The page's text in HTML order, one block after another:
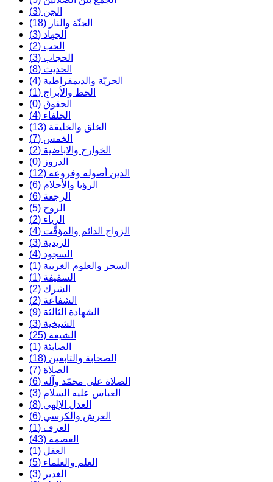
الجن (3)
الجنّة والنار (18)
الجهاد (3)
الحب (2)
الحجاب (3)
الحديث (8)
الحريّة والديمقراطية (4)
الحظ والأبراج (1)
الحقوق (0)
الخلفاء (4)
الخلق والخليقة (13)
الخمس (7)
الخوارج والاباضية (2)
الدروز (0)
الدين أصوله وفروعه (12)
الرؤيا والأحلام (6)
الرجعة (6)
الروح (5)
الرياء (2)
الزواج الدائم والمؤقّت (4)
الزيدية (3)
السجود (4)
السحر والعلوم الغريبة (1)
السقيفة (1)
الشرك (2)
الشفاعة (2)
الشهادة الثالثة (9)
الشيخية (3)
الشيعة (25)
الصابئة (1)
الصحابة والتابعين (18)
الصلاة (7)
الصلاة على محمّد وآله (6)
العباس عليه السلام (3)
العدل الإلهي (8)
العرش والكرسي (6)
العرف (1)
العصمة (43)
العقل (1)
العلم والعلماء (5)
الغدير (3)